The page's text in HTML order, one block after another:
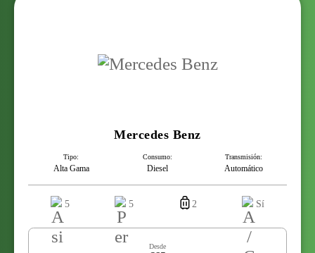
Mercedes Benz
Tipo:
Alta Gama
Consumo:
Diesel
Transmisión:
Automático
5 5 2 Sí
Desde